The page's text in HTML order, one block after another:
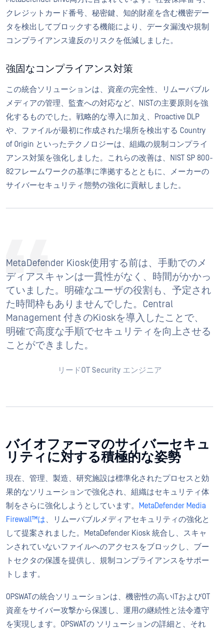
クレジットカード番号、秘密鍵、知的財産を含む機密デー
タを検出してブロックする機能により、データ漏洩や規制
コンプライアンス違反のリスクを低減しました。
強固なコンプライアンス対策
この統合ソリューションは、資産の完全性、リムーバブル
メディアの管理、監査への対応など、NISTの主要原則を強
化するものでした。戦略的な導入に加え、Proactive DLP
や、ファイルが最初に作成された場所を検出する Country
of Origin といったテクノロジーは、組織の規制コンプライ
アンス対策を強化しました。これらの改善は、NIST SP 800-
82フレームワークの基準に準拠するとともに、メーカーの
サイバーセキュリティ態勢の強化に貢献しました。
MetaDefender Kiosk使用する前は、手動でのメ
ディアスキャンは一貫性がなく、時間がかかっ
ていました。明確なユーザの役割も、予定され
た時間枠もありませんでした。Central
Management 付きのKioskを導入したことで、
明確で高度な手順でセキュリティを向上させる
ことができました。
リードOT Security エンジニア
バイオファーマのサイバーセキュ
リティに対する積極的な姿勢
現在、管理、製造、研究施設は標準化されたプロセスと効
果的なソリューションで強化され、組織はセキュリティ体
制をさらに強化しようとしています。
MetaDefender Media
Firewall™は、リムーバブルメディアセキュリティの強化と
して提案されました。MetaDefender Kiosk 統合し、スキャ
ンされていないファイルへのアクセスをブロックし、ブー
トセクタの保護を提供し、規制コンプライアンスをサポー
トします。
OPSWATの統合ソリューションは、機密性の高いITおよびOT
資産をサイバー攻撃から保護し、運用の継続性と法令遵守
を実現します。OPSWATの ソリューションの詳細と、それ